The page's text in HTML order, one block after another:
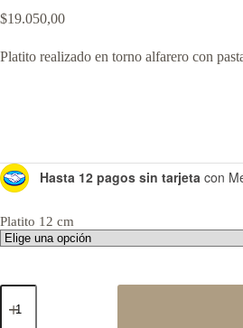
$19.050,00
Platito realizado en torno alfarero con
Hasta 12 pagos sin tarjeta con
Platito 12 cm
Platito
de